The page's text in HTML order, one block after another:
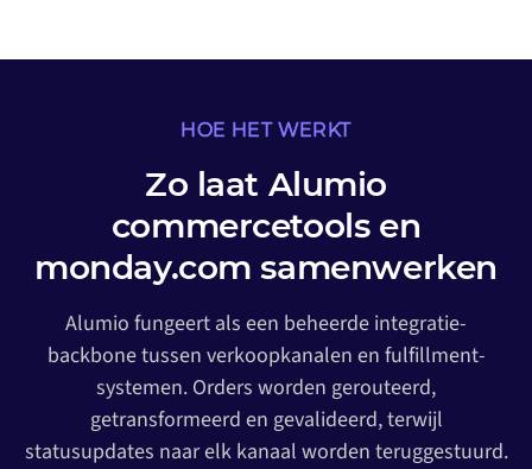
HOE HET WERKT
Zo laat Alumio
commercetools en
monday.com samenwerken
Alumio fungeert als een beheerde integratie-
backbone tussen verkoopkanalen en fulfillment-
systemen. Orders worden gerouteerd,
getransformeerd en gevalideerd, terwijl
statusupdates naar elk kanaal worden teruggestuurd.